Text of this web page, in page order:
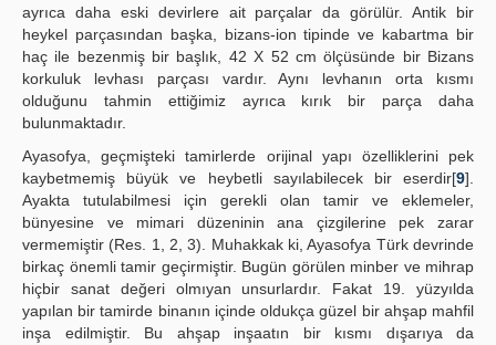
ayrıca daha eski devirlere ait parçalar da görülür. Antik bir
heykel parçasından başka, bizans-ion tipinde ve kabartma bir
haç ile bezenmiş bir başlık, 42 X 52 cm ölçüsünde bir Bizans
korkuluk levhası parçası vardır. Aynı levhanın orta kısmı
olduğunu tahmin ettiğimiz ayrıca kırık bir parça daha
bulunmaktadır.
Ayasofya, geçmişteki tamirlerde orijinal yapı özelliklerini pek
kaybetmemiş büyük ve heybetli sayılabilecek bir eserdir[9].
Ayakta tutulabilmesi için gerekli olan tamir ve eklemeler,
bünyesine ve mimari düzeninin ana çizgilerine pek zarar
vermemiştir (Res. 1, 2, 3). Muhakkak ki, Ayasofya Türk devrinde
birkaç önemli tamir geçirmiştir. Bugün görülen minber ve mihrap
hiçbir sanat değeri olmıyan unsurlardır. Fakat 19. yüzyılda
yapılan bir tamirde binanın içinde oldukça güzel bir ahşap mahfil
inşa edilmiştir. Bu ahşap inşaatın bir kısmı dışarıya da